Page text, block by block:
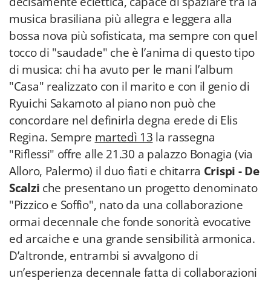
musica brasiliana più allegra e leggera alla
bossa nova più sofisticata, ma sempre con quel
tocco di "saudade" che è l’anima di questo tipo
di musica: chi ha avuto per le mani l’album
"Casa" realizzato con il marito e con il genio di
Ryuichi Sakamoto al piano non può che
concordare nel definirla degna erede di Elis
Regina. Sempre martedì 13 la rassegna
"Riflessi" offre alle 21.30 a palazzo Bonagia (via
Alloro, Palermo) il duo fiati e chitarra Crispi - De
Scalzi che presentano un progetto denominato
"Pizzico e Soffio", nato da una collaborazione
ormai decennale che fonde sonorità evocative
ed arcaiche e una grande sensibilità armonica.
D’altronde, entrambi si avvalgono di
un’esperienza decennale fatta di collaborazioni